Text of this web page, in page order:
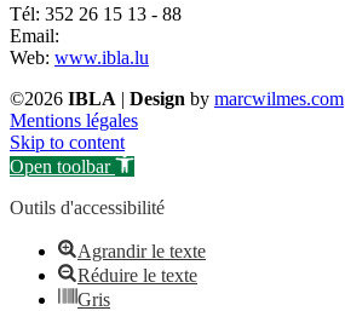
Tél: 352 26 15 13 - 88
Email:
Web: www.ibla.lu
©2026 IBLA | Design by marcwilmes.com
Mentions légales
Skip to content
Open toolbar
Outils d'accessibilité
Agrandir le texte
Réduire le texte
Gris